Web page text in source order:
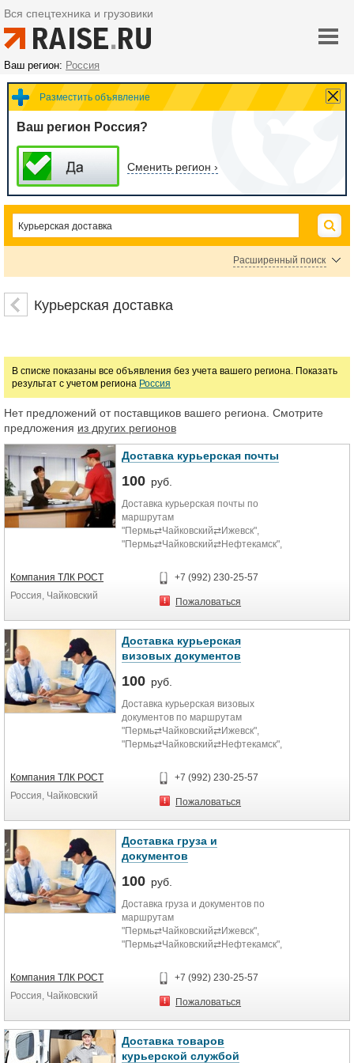
Вся спецтехника и грузовики
Ваш регион: Россия
Разместить объявление
Ваш регион Россия?
Сменить регион ›
Расширенный поиск
ЦенаКурьерская доставка
В списке показаны все объявления без учета вашего региона. Показать
результат с учетом региона Россия
Нет предложений от поставщиков вашего региона. Смотрите
предложения из других регионов
Доставка курьерская почты
100 руб.
Доставка курьерская почты по
маршрутам
"Пермь⇄Чайковский⇄Ижевск",
"Пермь⇄Чайковский⇄Нефтекамск",
всего за 1 сутки.
Компания ТЛК РОСТ
Россия, Чайковский
+7 (992) 230-25-57
Пожаловаться
Доставка курьерская
визовых документов
100 руб.
Доставка курьерская визовых
документов по маршрутам
"Пермь⇄Чайковский⇄Ижевск",
"Пермь⇄Чайковский⇄Нефтекамск",
всего за 1 сутки.
Компания ТЛК РОСТ
Россия, Чайковский
+7 (992) 230-25-57
Пожаловаться
Доставка груза и
документов
100 руб.
Доставка груза и документов по
маршрутам
"Пермь⇄Чайковский⇄Ижевск",
"Пермь⇄Чайковский⇄Нефтекамск",
всего за 1 сутки.
Компания ТЛК РОСТ
Россия, Чайковский
+7 (992) 230-25-57
Пожаловаться
Доставка товаров
курьерской службой